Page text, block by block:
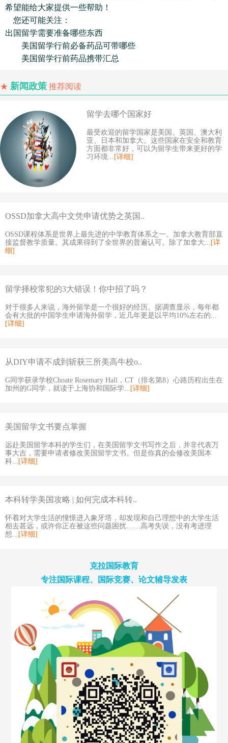
希望能给大家提供一些帮助！
您还可能关注：
出国留学需要准备哪些东西
美国留学行前必备药品可带哪些
美国留学行前药品携带汇总
★ 新闻政策 推荐阅读
留学去哪个国家好
最受欢迎的留学国家是美国、英国、澳大利
亚、日本和加拿大。这些国家在安全和教育
方面都非常好，可以为留学生带来更好的学
习环境... [详细]
OSSD加拿大高中文凭申请优势之英国..
OSSD课程体系是世界上最先进的中学教育体系之一。加拿大教育部直
接监督教学质量。其成果得到了全世界的普遍认可。除了加拿大... [详
细]
留学择校常犯的3大错误！你中招了吗？
对于很多人来说，海外留学是一个很好的经历。据调查显示，每年都
会有大批的中国学生申请海外留学，近几年更是以平均10%左右的...
[详细]
从DIY申请不成到斩获三所美高牛校o..
G同学获录学校Choate Rosemary Hall，CT（排名第8）心路历程出生在
加州的G同学，就读于上海协和国际学... [详细]
美国留学文书要点掌握
远赴美国留学本科的学生们，在美国留学文书写作之后，并非代表万
事大吉，需要申请者修改美国留学文书。但是你真的会修改美国本
科... [详细]
本科转学美国攻略 | 如何完成本科转..
怀着对大学生活的憧憬进入象牙塔，却发现和自己理想中的大学生活
相去甚远，或许你正在被这些问题困扰……高考失误，没有考进理
想... [详细]
克拉国际教育
专注国际课程、国际竞赛、论文辅导发表